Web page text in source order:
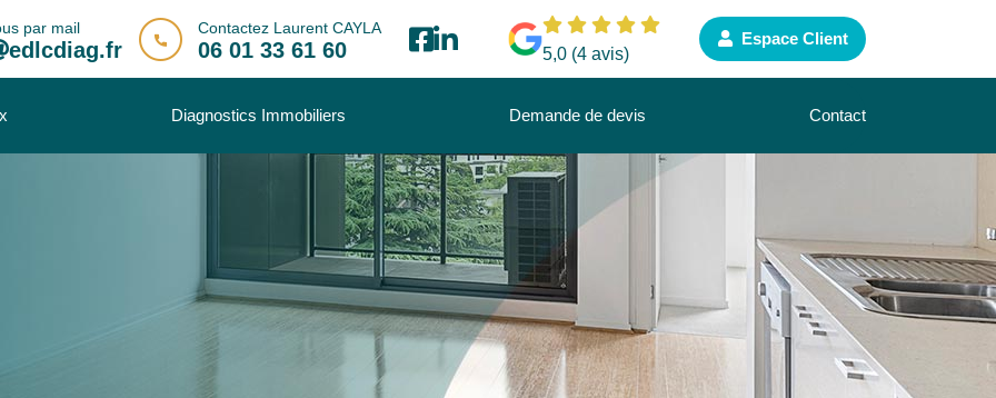
par mail
edlcdiag.fr
Contactez Laurent CAYLA
06 01 33 61 60 5,0 (4 avis)
Espace Client
Diagnostics Immobiliers Demande de devis Contact